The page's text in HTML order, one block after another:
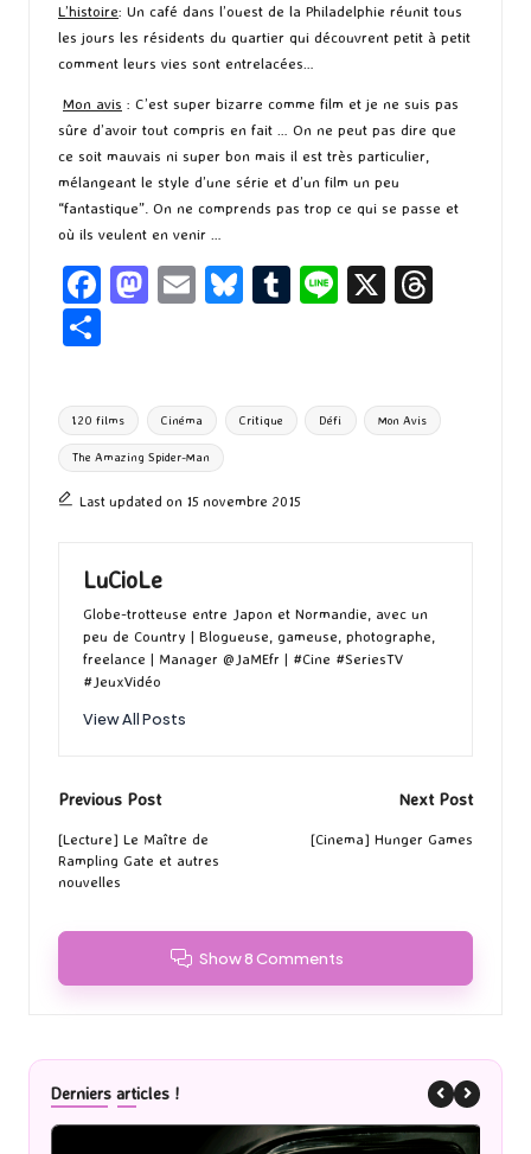
L’histoire: Un café dans l’ouest de la Philadelphie réunit tous
les jours les résidents du quartier qui découvrent petit à petit
comment leurs vies sont entrelacées…
Mon avis : C’est super bizarre comme film et je ne suis pas
sûre d’avoir tout compris en fait … On ne peut pas dire que
ce soit mauvais ni super bon mais il est très particulier,
mélangeant le style d’une série et d’un film un peu
“fantastique”. On ne comprends pas trop ce qui se passe et
où ils veulent en venir …
Fa
o
o
k
M
d
o
n
E
l
Bl
ky
T
bl
r
Li X
ds
ta
g
er
Tags:
120 films Cinéma Critique Défi Mon Avis
The Amazing Spider-Man
Last updated on 15 novembre 2015
LuCioLe
Globe-trotteuse entre Japon et Normandie, avec un
peu de Country | Blogueuse, gameuse, photographe,
freelance | Manager @JaMEfr | #Cine #SeriesTV
#JeuxVidéo
View All Posts
Post
navigation
Previous Post
[Lecture] Le Maître de
Rampling Gate et autres
nouvelles
Next Post
[Cinema] Hunger Games
Show 8 Comments
Derniers articles !